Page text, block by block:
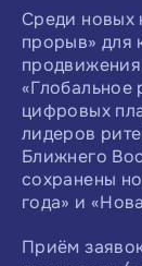
Среди новых
прорыв» для
«Глобальное
цифровых
лидеров
Ближнего
сохранены
года» и
Приём